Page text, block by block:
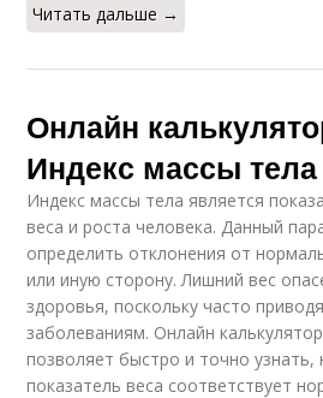
Читать дальше →
Онлайн
Индекс массы
Индекс массы тела является
веса и роста человека. Данный
определить отклонения от
или иную сторону. Лишний вес
здоровья, поскольку часто
заболеваниям. Онлайн
позволяет быстро и точно узнать,
показатель веса соответствует